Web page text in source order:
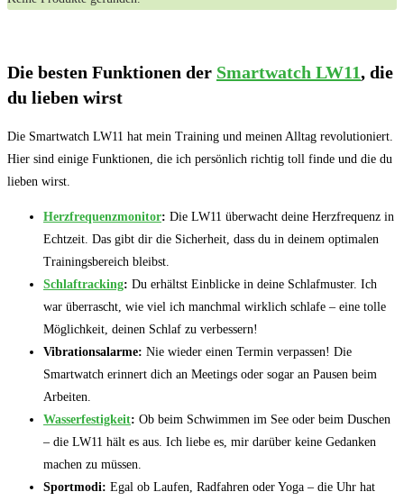
Die⁤ besten Funktionen​ der Smartwatch LW11, die
du⁣ lieben wirst
Die ⁤Smartwatch⁢ LW11 hat mein Training und meinen Alltag‍ revolutioniert.
Hier sind einige Funktionen, die⁣ ich persönlich richtig toll finde und ​die du
⁤lieben wirst.
Herzfrequenzmonitor: Die LW11 überwacht ⁣deine Herzfrequenz in
Echtzeit. Das gibt dir die Sicherheit, dass du‌ in deinem optimalen
Trainingsbereich bleibst.
Schlaftracking: Du erhältst Einblicke in deine⁢ Schlafmuster. Ich⁣
war überrascht, wie​ viel ich manchmal ⁢wirklich schlafe ‌– eine⁢ tolle⁣
Möglichkeit, deinen Schlaf zu verbessern!
Vibrationsalarme: Nie⁢ wieder einen Termin verpassen! ​Die
Smartwatch‌ erinnert dich an Meetings ‍oder sogar an Pausen beim
Arbeiten.
Wasserfestigkeit: Ob beim⁤ Schwimmen im See oder beim Duschen‌
– die LW11 hält es aus. Ich liebe es,‍ mir‌ darüber ‍keine Gedanken
machen zu müssen.
Sportmodi: Egal ob ‌Laufen, Radfahren ⁤oder Yoga – die Uhr hat